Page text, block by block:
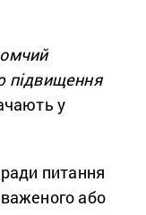
підвищення
у
питання
або